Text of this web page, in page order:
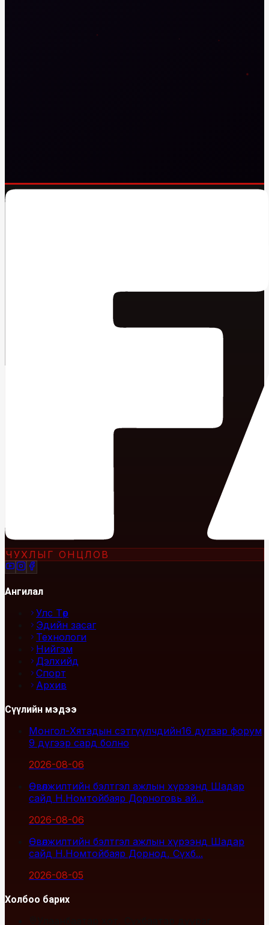
ЧУХЛЫГ ОНЦЛОВ
Ангилал
Улс Төр
Эдийн засаг
Технологи
Нийгэм
Дэлхийд
Спорт
Архив
Сүүлийн мэдээ
Монгол-Хятадын сэтгүүлчдийн16 дугаар форум
9 дүгээр сард болно
2026-08-06
Өвөлжилтийн бэлтгэл ажлын хүрээнд Шадар
сайд Н.Номтойбаяр Дорноговь ай...
2026-08-06
Өвөлжилтийн бэлтгэл ажлын хүрээнд Шадар
сайд Н.Номтойбаяр Дорнод, Сүхб...
2026-08-05
Холбоо барих